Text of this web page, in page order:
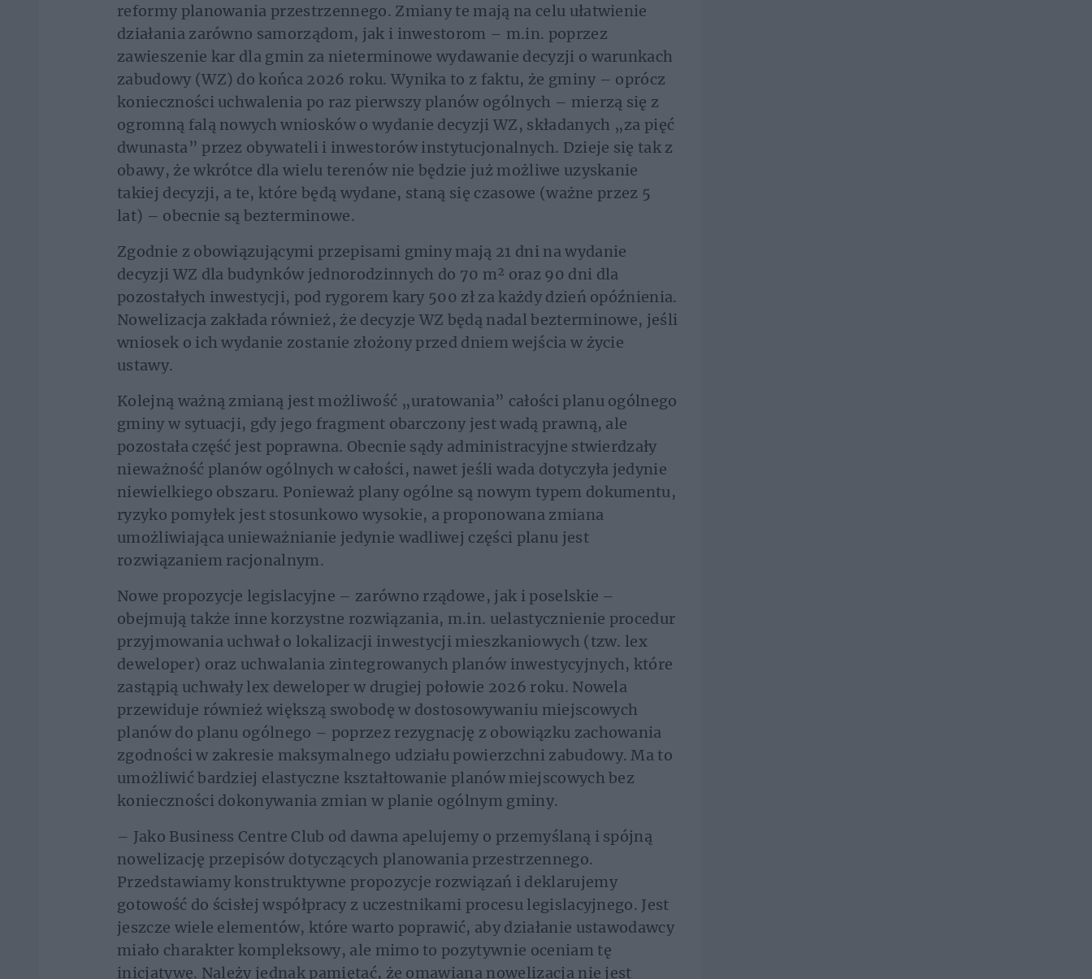
reformy planowania przestrzennego. Zmiany te mają na celu ułatwienie
działania zarówno samorządom, jak i inwestorom – m.in. poprzez
zawieszenie kar dla gmin za nieterminowe wydawanie decyzji o warunkach
zabudowy (WZ) do końca 2026 roku. Wynika to z faktu, że gminy – oprócz
konieczności uchwalenia po raz pierwszy planów ogólnych – mierzą się z
ogromną falą nowych wniosków o wydanie decyzji WZ, składanych „za pięć
dwunasta” przez obywateli i inwestorów instytucjonalnych. Dzieje się tak z
obawy, że wkrótce dla wielu terenów nie będzie już możliwe uzyskanie
takiej decyzji, a te, które będą wydane, staną się czasowe (ważne przez 5
lat) – obecnie są bezterminowe.
Zgodnie z obowiązującymi przepisami gminy mają 21 dni na wydanie
decyzji WZ dla budynków jednorodzinnych do 70 m² oraz 90 dni dla
pozostałych inwestycji, pod rygorem kary 500 zł za każdy dzień opóźnienia.
Nowelizacja zakłada również, że decyzje WZ będą nadal bezterminowe, jeśli
wniosek o ich wydanie zostanie złożony przed dniem wejścia w życie
ustawy.
Kolejną ważną zmianą jest możliwość „uratowania” całości planu ogólnego
gminy w sytuacji, gdy jego fragment obarczony jest wadą prawną, ale
pozostała część jest poprawna. Obecnie sądy administracyjne stwierdzały
nieważność planów ogólnych w całości, nawet jeśli wada dotyczyła jedynie
niewielkiego obszaru. Ponieważ plany ogólne są nowym typem dokumentu,
ryzyko pomyłek jest stosunkowo wysokie, a proponowana zmiana
umożliwiająca unieważnianie jedynie wadliwej części planu jest
rozwiązaniem racjonalnym.
Nowe propozycje legislacyjne – zarówno rządowe, jak i poselskie –
obejmują także inne korzystne rozwiązania, m.in. uelastycznienie procedur
przyjmowania uchwał o lokalizacji inwestycji mieszkaniowych (tzw. lex
deweloper) oraz uchwalania zintegrowanych planów inwestycyjnych, które
zastąpią uchwały lex deweloper w drugiej połowie 2026 roku. Nowela
przewiduje również większą swobodę w dostosowywaniu miejscowych
planów do planu ogólnego – poprzez rezygnację z obowiązku zachowania
zgodności w zakresie maksymalnego udziału powierzchni zabudowy. Ma to
umożliwić bardziej elastyczne kształtowanie planów miejscowych bez
konieczności dokonywania zmian w planie ogólnym gminy.
– Jako Business Centre Club od dawna apelujemy o przemyślaną i spójną
nowelizację przepisów dotyczących planowania przestrzennego.
Przedstawiamy konstruktywne propozycje rozwiązań i deklarujemy
gotowość do ścisłej współpracy z uczestnikami procesu legislacyjnego. Jest
jeszcze wiele elementów, które warto poprawić, aby działanie ustawodawcy
miało charakter kompleksowy, ale mimo to pozytywnie oceniam tę
inicjatywę. Należy jednak pamiętać, że omawiana nowelizacja nie jest